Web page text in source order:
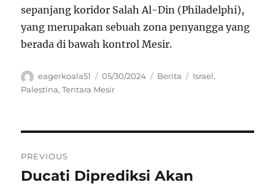
sepanjang koridor Salah Al-Din (Philadelphi),
yang merupakan sebuah zona penyangga yang
berada di bawah kontrol Mesir.
Author
eagerkoala51
Posted
on
05/30/2024 Categories
Berita Tags
Israel,
Palestina,Tentara Mesir
pos
PREVIOUS
Previous
Ducati Diprediksi Akan